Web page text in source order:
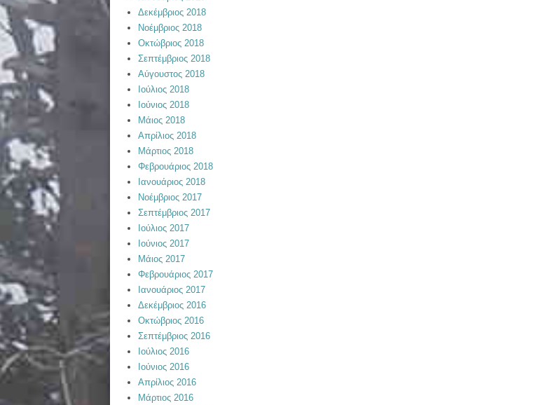
Δεκέμβριος 2018
Νοέμβριος 2018
Οκτώβριος 2018
Σεπτέμβριος 2018
Αύγουστος 2018
Ιούλιος 2018
Ιούνιος 2018
Μάιος 2018
Απρίλιος 2018
Μάρτιος 2018
Φεβρουάριος 2018
Ιανουάριος 2018
Νοέμβριος 2017
Σεπτέμβριος 2017
Ιούλιος 2017
Ιούνιος 2017
Μάιος 2017
Φεβρουάριος 2017
Ιανουάριος 2017
Δεκέμβριος 2016
Οκτώβριος 2016
Σεπτέμβριος 2016
Ιούλιος 2016
Ιούνιος 2016
Απρίλιος 2016
Μάρτιος 2016